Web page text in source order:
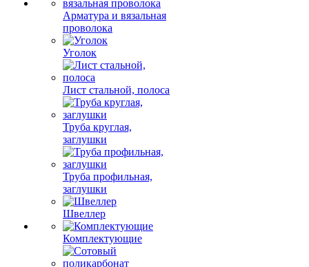
Арматура и вязальная
проволока
Уголок
Лист стальной, полоса
Труба круглая,
заглушки
Труба профильная,
заглушки
Швеллер
Комплектующие